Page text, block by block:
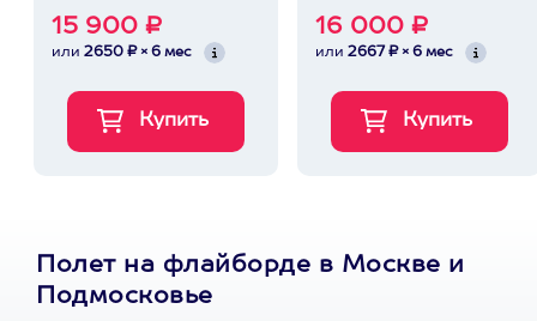
15 900 ₽
или 2650 ₽ × 6 мес
16 000 ₽
или 2667 ₽ × 6 мес
Полет на флайборде в Москве и
Подмосковье